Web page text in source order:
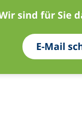
sind für Sie
E-Mail